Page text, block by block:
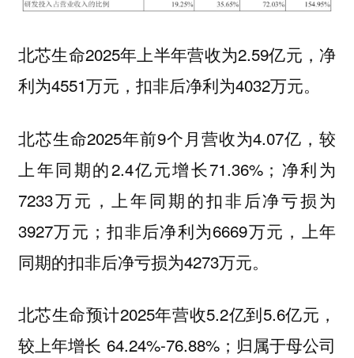
北芯生命2025年上半年营收为2.59亿元，净
利为4551万元，扣非后净利为4032万元。
北芯生命2025年前9个月营收为4.07亿，较
上年同期的2.4亿元增长71.36%；净利为
7233万元，上年同期的扣非后净亏损为
3927万元；扣非后净利为6669万元，上年
同期的扣非后净亏损为4273万元。
北芯生命预计2025年营收5.2亿到5.6亿元，
较上年增长 64.24%-76.88%；归属于母公司